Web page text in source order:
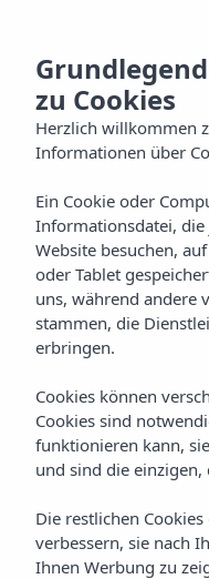
zu Cookies
Herzlich willkommen
Informationen über
Ein Cookie oder
Informationsdatei, die
Website besuchen,
oder Tablet
uns, während andere
stammen, die
erbringen.
Cookies können
Cookies sind
funktionieren kann,
und sind die
Die restlichen
verbessern, sie nach
Ihnen Werbung zu